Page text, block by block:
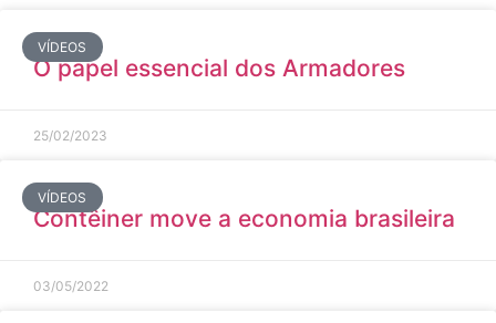
VÍDEOS
O papel essencial dos Armadores
25/02/2023
VÍDEOS
Contêiner move a economia brasileira
03/05/2022